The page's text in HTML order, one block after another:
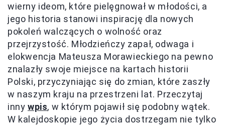
wierny ideom, które pielęgnował w młodości, a
jego historia stanowi inspirację dla nowych
pokoleń walczących o wolność oraz
przejrzystość. Młodzieńczy zapał, odwaga i
elokwencja Mateusza Morawieckiego na pewno
znalazły swoje miejsce na kartach historii
Polski, przyczyniając się do zmian, które zaszły
w naszym kraju na przestrzeni lat. Przeczytaj
inny wpis, w którym pojawił się podobny wątek.
W kalejdoskopie jego życia dostrzegam nie tylko